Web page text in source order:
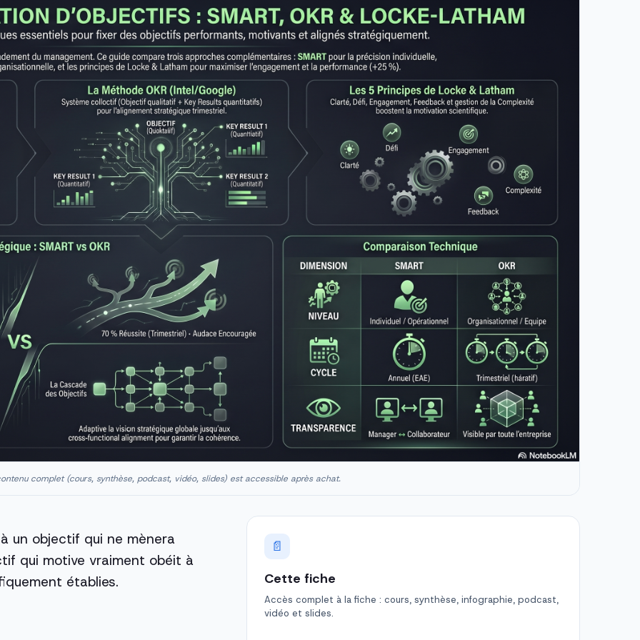
complet (cours, synthèse, podcast, vidéo, slides) est accessible après achat.
un objectif qui ne mènera
qui motive vraiment obéit à
établies.
📄
Cette fiche
Accès complet à la fiche : cours, synthèse, infographie, podcast,
vidéo et slides.